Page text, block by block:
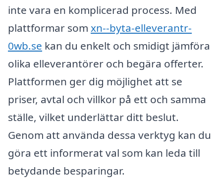
inte vara en komplicerad process. Med
plattformar som xn--byta-elleverantr-
0wb.se kan du enkelt och smidigt jämföra
olika elleverantörer och begära offerter.
Plattformen ger dig möjlighet att se
priser, avtal och villkor på ett och samma
ställe, vilket underlättar ditt beslut.
Genom att använda dessa verktyg kan du
göra ett informerat val som kan leda till
betydande besparingar.